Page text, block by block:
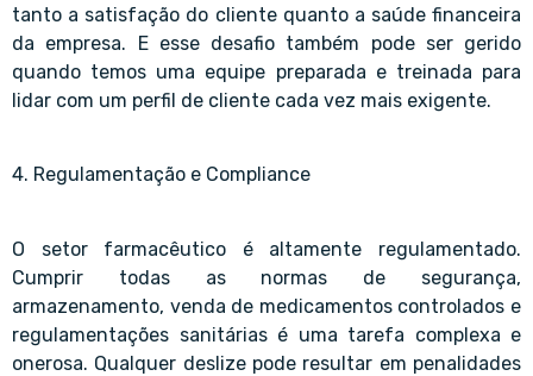
tanto a satisfação do cliente quanto a saúde financeira
da empresa. E esse desafio também pode ser gerido
quando temos uma equipe preparada e treinada para
lidar com um perfil de cliente cada vez mais exigente.
4. Regulamentação e Compliance
O setor farmacêutico é altamente regulamentado.
Cumprir todas as normas de segurança,
armazenamento, venda de medicamentos controlados e
regulamentações sanitárias é uma tarefa complexa e
onerosa. Qualquer deslize pode resultar em penalidades